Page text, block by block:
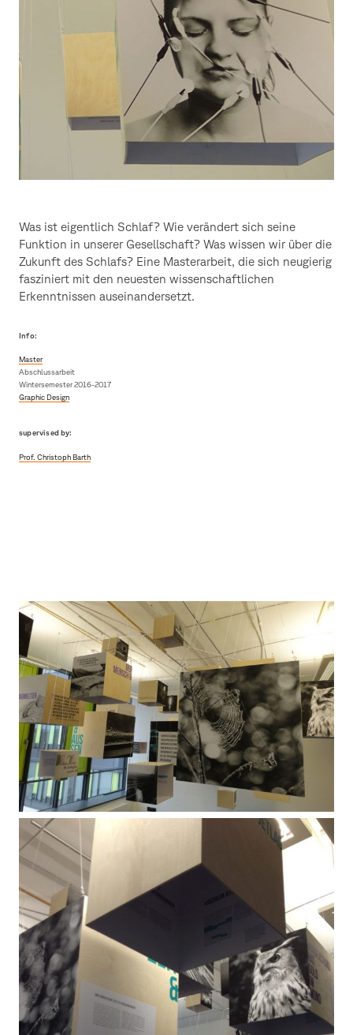
Was ist eigentlich Schlaf? Wie verändert sich seine
Funktion in unserer Gesellschaft? Was wissen wir über die
Zukunft des Schlafs? Eine Masterarbeit, die sich neugierig
fasziniert mit den neuesten wissenschaftlichen
Erkenntnissen auseinandersetzt.
Info:
Master
Abschlussarbeit
Wintersemester 2016-2017
Graphic Design
supervised by:
Prof. Christoph Barth